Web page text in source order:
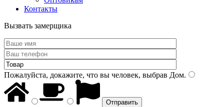
Контакты
Вызвать замерщика
Пожалуйста, докажите, что вы человек, выбрав Дом.